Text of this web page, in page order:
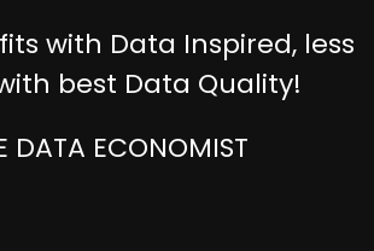
with Data Inspired, less
best Data Quality!
DATA ECONOMIST